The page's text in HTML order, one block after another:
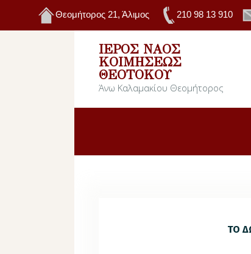
Θεομήτορος 21, Άλιμος 210 98 13 910
ΙΕΡΌΣ ΝΑΌΣ
ΚΟΙΜΉΣΕΩΣ
ΘΕΟΤΌΚΟΥ
Άνω Καλαμακίου Θεομήτορος
ΤΟ